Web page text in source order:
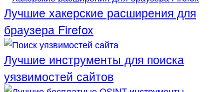
Лучшие хакерские расширения для
браузера Firefox
Лучшие инструменты для поиска
уязвимостей сайтов